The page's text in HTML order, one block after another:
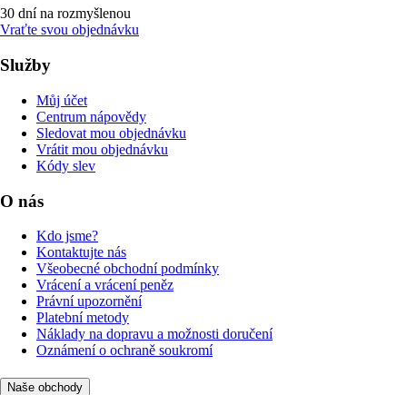
30 dní na rozmyšlenou
Vraťte svou objednávku
Služby
Můj účet
Centrum nápovědy
Sledovat mou objednávku
Vrátit mou objednávku
Kódy slev
O nás
Kdo jsme?
Kontaktujte nás
Všeobecné obchodní podmínky
Vrácení a vrácení peněz
Právní upozornění
Platební metody
Náklady na dopravu a možnosti doručení
Oznámení o ochraně soukromí
Naše obchody